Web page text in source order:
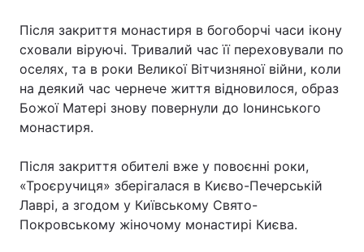
Головна Війна
Політика
Спорт Наука
Техно і зв'язок Лайт
Після закриття монастиря в богоборчі часи ікону
сховали віруючі. Тривалий час її переховували по
оселях, та в роки Великої Вітчизняної війни, коли
на деякий час чернече життя відновилося, образ
Божої Матері знову повернули до Іонинського
монастиря.
Після закриття обителі вже у повоєнні роки,
«Троєручиця» зберігалася в Києво-Печерській
Лаврі, а згодом у Київському Свято-
Покровському жіночому монастирі Києва.